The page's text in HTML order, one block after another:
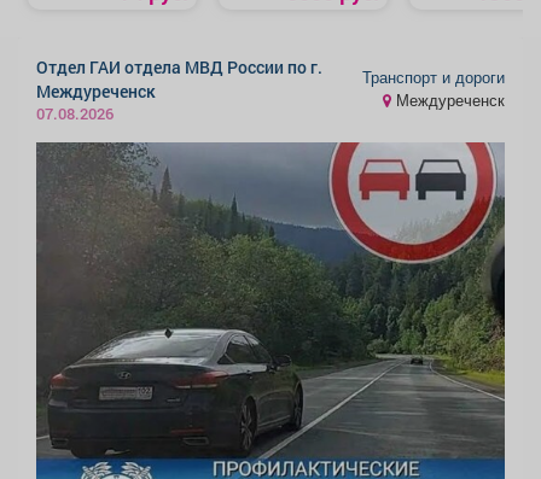
Отдел ГАИ отдела МВД России по г.
Междуреченск
07.08.2026
Транспорт и дороги
Междуреченск